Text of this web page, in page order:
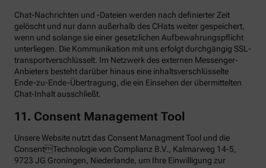
Chat-Nachrichten und -Dateien werden nach definierter Zeit
gelöscht und nur dann außerhalb des CHats weiter gespeichert,
wenn und solange sie einer gesetzlichen Aufbewahrungspflicht
unterliegen. Die Kommunikation mit uns erfolgt durchgängig SSL-
transportverschlüsselt. Im Netzwerk des externen Messenger-
Anbieters besteht darüber hinaus eine inhaltsverschlüsselte
Ende-zu-Ende-Übertragung, die ein Einsehen der übermittelten
Chat-Inhalt ausschließt.
11. Consent Management Tool
Unsere Website nutzt das Consent Managment Tool und die
ConsentTechnologie von Complianz B.V., Kalmarweg 14-5,
9723 JG Groningen, Niederlande, um Ihre Einwilligung zur